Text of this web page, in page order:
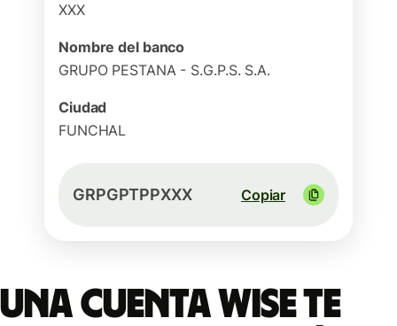
XXX
Nombre del banco
GRUPO PESTANA - S.G.P.S. S.A.
Ciudad
FUNCHAL
GRPGPTPPXXX Copiar
Una cuenta Wise te